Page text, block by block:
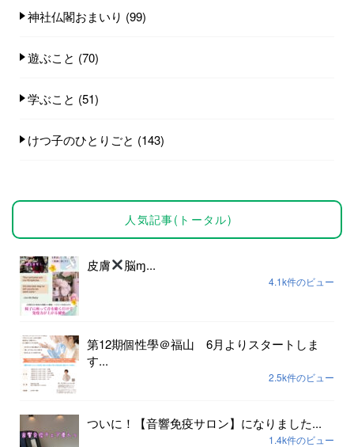
神社仏閣おまいり (99)
遊ぶこと (70)
学ぶこと (51)
けつ子のひとりごと (143)
人気記事(トータル)
皮膚 脳ɱ...
4.1k件のビュー
第12期個性學＠福山 6月よりスタートしま
す...
2.5k件のビュー
ついに！【音響免疫サロン】になりました...
1.4k件のビュー